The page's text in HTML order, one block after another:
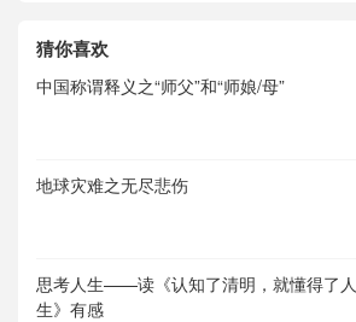
猜你喜欢
中国称谓释义之“师父”和“师娘/母”
地球灾难之无尽悲伤
思考人生——读《认知了清明，就懂得了人
生》有感